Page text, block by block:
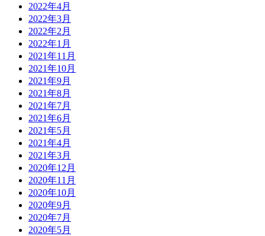
2022年4月
2022年3月
2022年2月
2022年1月
2021年11月
2021年10月
2021年9月
2021年8月
2021年7月
2021年6月
2021年5月
2021年4月
2021年3月
2020年12月
2020年11月
2020年10月
2020年9月
2020年7月
2020年5月